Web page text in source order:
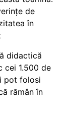
de
în
didactică
cei 1.500 de
pot folosi
rămân în